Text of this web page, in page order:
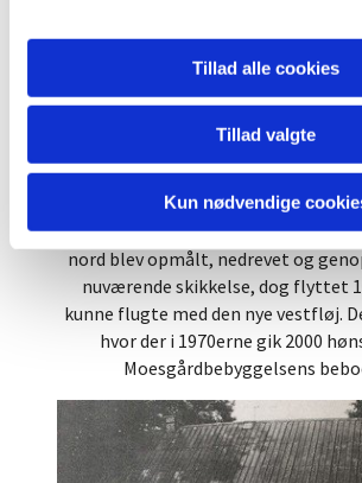
Tillad alle cookies
Tillad valgte
Kun nødvendige
viceværtspar på den nye
Tage Nielsen. De fire længer og
som i Villumsens tid.
I 1978 købte Roskilde kommune
videresolgte den i 1980 til Roskilde
som opførte de 120 lave rækkehuse.
nord blev opmålt, nedrevet og
nuværende skikkelse, dog flyttet
kunne flugte med den nye vestfløj.
hvor der i 1970erne gik 2000
Moesgårdbebyggelsens